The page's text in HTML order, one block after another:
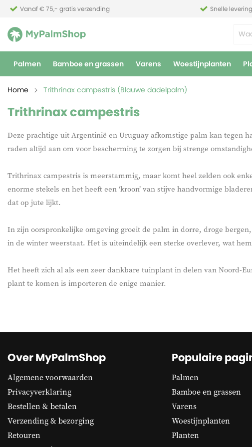
Vanaf € 75,- gratis verzending Snelle levering
Palmen Bamboe en grassen Varens Woestijnplanten
Home Trithrinax campestris (Blauwe dadelpalm)
Trithrinax campestris
Deze prachtige uit Argentinië en Uruguay afkomstige palm kan tegen
raden altijd aan om voor bescherming te zorgen bij strenge
Trithrinax campestris is meerstammig, maar komt heel zelden ook
enorme stekels en het heeft een ‘kroon’ van stijve handvormige
dat op jute lijkt.
In zijn oorspronkelijke omgeving groeit de palm in dorre, droge
in de winter weerstaat. Het is uiteindelijk een sterke overlever, wat
Het heeft zich al als een zeer dankbare tuinplant in delen van Noord-
plant te komen is importeren de enige manier.
Over MyPalmShop
Algemene voorwaarden
Privacyverklaring
Bestellen & betalen
Verzending & bezorging
Retouren
Populaire
Palmen
Bamboe en grassen
Varens
Woestijnplanten
Planten